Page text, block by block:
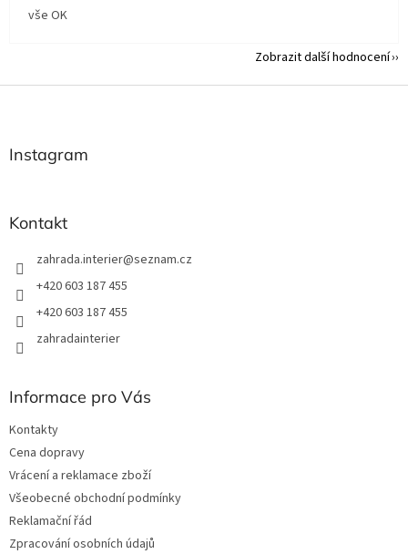
vše OK
Zobrazit další hodnocení
Z
Instagram
Kontakt
zahrada.interier@seznam.cz
+420 603 187 455
+420 603 187 455
zahradainterier
Informace pro Vás
Kontakty
Cena dopravy
Vrácení a reklamace zboží
Všeobecné obchodní podmínky
Reklamační řád
Zpracování osobních údajů